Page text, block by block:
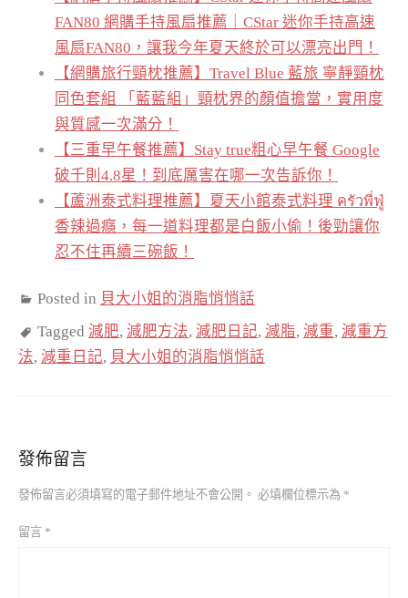
FAN80 網購手持風扇推薦｜CStar 迷你手持高速
風扇FAN80，讓我今年夏天終於可以漂亮出門！
【網購旅行頸枕推薦】Travel Blue 藍旅 寧靜頸枕
同色套組 「藍藍組」頸枕界的顏值擔當，實用度
與質感一次滿分！
【三重早午餐推薦】Stay true粗心早午餐 Google
破千則4.8星！到底厲害在哪一次告訴你！
【蘆洲泰式料理推薦】夏天小館泰式料理 ครัวพี่ฟู่
香辣過癮，每一道料理都是白飯小偷！後勁讓你
忍不住再續三碗飯！
Posted in 貝大小姐的消脂悄悄話
Tagged 減肥, 減肥方法, 減肥日記, 減脂, 減重, 減重方
法, 減重日記, 貝大小姐的消脂悄悄話
發佈留言
發佈留言必須填寫的電子郵件地址不會公開。 必填欄位標示為 *
留言 *